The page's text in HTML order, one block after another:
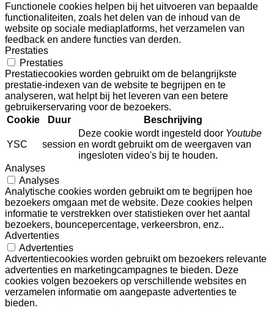
Functionele cookies helpen bij het uitvoeren van bepaalde
functionaliteiten, zoals het delen van de inhoud van de
website op sociale mediaplatforms, het verzamelen van
feedback en andere functies van derden.
Prestaties
Prestaties
Prestatiecookies worden gebruikt om de belangrijkste
prestatie-indexen van de website te begrijpen en te
analyseren, wat helpt bij het leveren van een betere
gebruikerservaring voor de bezoekers.
Cookie
Duur Beschrijving
YSC session
Deze cookie wordt ingesteld door Youtube
en wordt gebruikt om de weergaven van
ingesloten video's bij te houden.
Analyses
Analyses
Analytische cookies worden gebruikt om te begrijpen hoe
bezoekers omgaan met de website. Deze cookies helpen
informatie te verstrekken over statistieken over het aantal
bezoekers, bouncepercentage, verkeersbron, enz..
Advertenties
Advertenties
Advertentiecookies worden gebruikt om bezoekers relevante
advertenties en marketingcampagnes te bieden. Deze
cookies volgen bezoekers op verschillende websites en
verzamelen informatie om aangepaste advertenties te
bieden.